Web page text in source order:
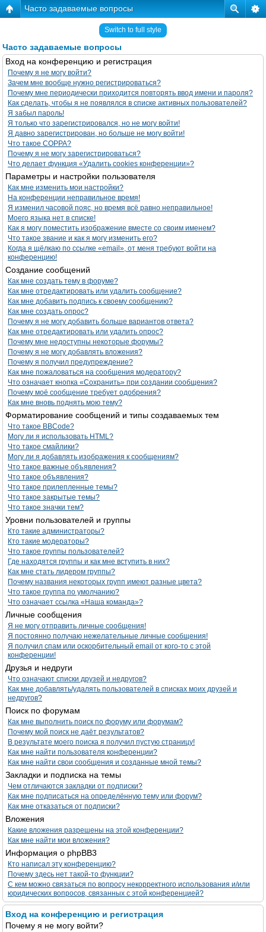
Часто задаваемые вопросы
Switch to full style
Часто задаваемые вопросы
Вход на конференцию и регистрация
Почему я не могу войти?
Зачем мне вообще нужно регистрироваться?
Почему мне периодически приходится повторять ввод имени и пароля?
Как сделать, чтобы я не появлялся в списке активных пользователей?
Я забыл пароль!
Я только что зарегистрировался, но не могу войти!
Я давно зарегистрирован, но больше не могу войти!
Что такое COPPA?
Почему я не могу зарегистрироваться?
Что делает функция «Удалить cookies конференции»?
Параметры и настройки пользователя
Как мне изменить мои настройки?
На конференции неправильное время!
Я изменил часовой пояс, но время всё равно неправильное!
Моего языка нет в списке!
Как я могу поместить изображение вместе со своим именем?
Что такое звание и как я могу изменить его?
Когда я щёлкаю по ссылке «email», от меня требуют войти на
конференцию!
Создание сообщений
Как мне создать тему в форуме?
Как мне отредактировать или удалить сообщение?
Как мне добавить подпись к своему сообщению?
Как мне создать опрос?
Почему я не могу добавить больше вариантов ответа?
Как мне отредактировать или удалить опрос?
Почему мне недоступны некоторые форумы?
Почему я не могу добавлять вложения?
Почему я получил предупреждение?
Как мне пожаловаться на сообщения модератору?
Что означает кнопка «Сохранить» при создании сообщения?
Почему моё сообщение требует одобрения?
Как мне вновь поднять мою тему?
Форматирование сообщений и типы создаваемых тем
Что такое BBCode?
Могу ли я использовать HTML?
Что такое смайлики?
Могу ли я добавлять изображения к сообщениям?
Что такое важные объявления?
Что такое объявления?
Что такое прилепленные темы?
Что такое закрытые темы?
Что такое значки тем?
Уровни пользователей и группы
Кто такие администраторы?
Кто такие модераторы?
Что такое группы пользователей?
Где находятся группы и как мне вступить в них?
Как мне стать лидером группы?
Почему названия некоторых групп имеют разные цвета?
Что такое группа по умолчанию?
Что означает ссылка «Наша команда»?
Личные сообщения
Я не могу отправить личные сообщения!
Я постоянно получаю нежелательные личные сообщения!
Я получил спам или оскорбительный email от кого-то с этой
конференции!
Друзья и недруги
Что означают списки друзей и недругов?
Как мне добавлять/удалять пользователей в списках моих друзей и
недругов?
Поиск по форумам
Как мне выполнить поиск по форуму или форумам?
Почему мой поиск не даёт результатов?
В результате моего поиска я получил пустую страницу!
Как мне найти пользователя конференции?
Как мне найти свои сообщения и созданные мной темы?
Закладки и подписка на темы
Чем отличаются закладки от подписки?
Как мне подписаться на определённую тему или форум?
Как мне отказаться от подписки?
Вложения
Какие вложения разрешены на этой конференции?
Как мне найти мои вложения?
Информация о phpBB3
Кто написал эту конференцию?
Почему здесь нет такой-то функции?
С кем можно связаться по вопросу некорректного использования и/или
юридических вопросов, связанных с этой конференцией?
Вход на конференцию и регистрация
Почему я не могу войти?